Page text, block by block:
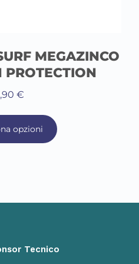
MEGAZINCO
PROTECTION
€
opzioni
Tecnico